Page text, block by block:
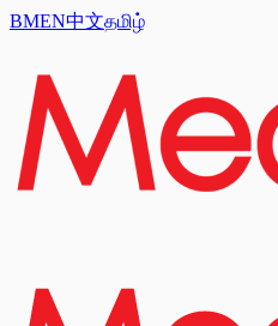
BMEN中文தமிழ்